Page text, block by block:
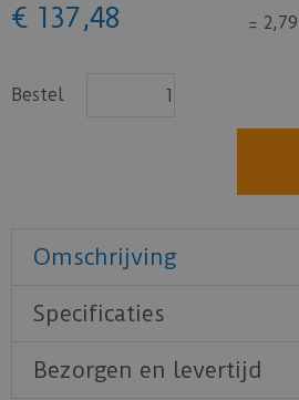
€ 137,48 =
Bestel
Omschrijving
Specificaties
Bezorgen en levertijd